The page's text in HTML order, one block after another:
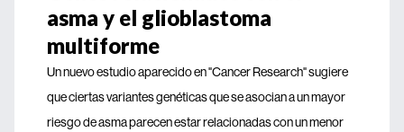
asma y el glioblastoma
multiforme
Un nuevo estudio aparecido en "Cancer Research" sugiere
que ciertas variantes genéticas que se asocian a un mayor
riesgo de asma parecen estar relacionadas con un menor